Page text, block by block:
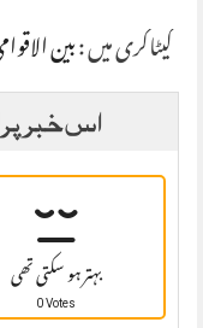
کیٹاگری میں :بین
اس خبر پر
بہتر ہو سکتی تھی
0 Votes